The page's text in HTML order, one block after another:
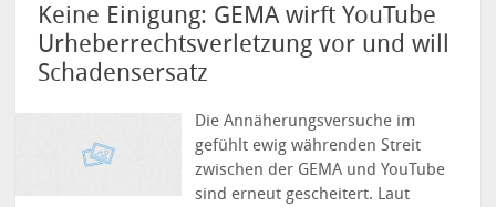
Keine Einigung: GEMA wirft YouTube
Urheberrechtsverletzung vor und will
Schadensersatz
Die Annäherungsversuche im
gefühlt ewig währenden Streit
zwischen der GEMA und YouTube
sind erneut gescheitert. Laut